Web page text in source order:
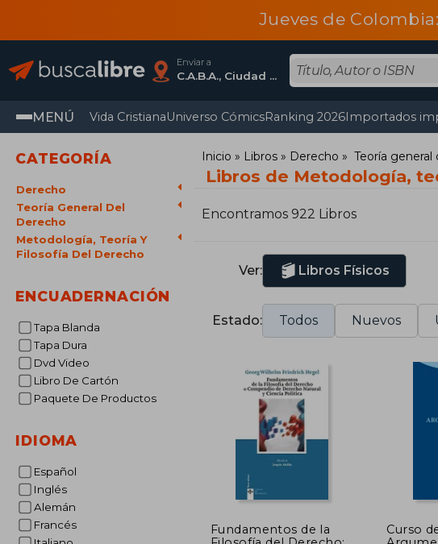
Jueves de
Enviar a
C.A.B.A., Ciudad Autónoma De Buenos Aires
MENÚ Vida CristianaUniverso CómicsRanking 2026Importados
CATEGORÍA
Derecho
Teoría General Del
Derecho
Metodología, Teoría Y
Filosofía Del Derecho
ENCUADERNACIÓN
Tapa Blanda
Tapa Dura
Dvd Video
Libro De Cartón
Paquete De Productos
IDIOMA
Español
Inglés
Alemán
Francés
Inicio Libros Derecho Teoría general
Libros de Metodología,
Encontramos 922 Libros
Ver: Libros Físicos
Estado: Todos Nuevos
Fundamentos de la
Curso